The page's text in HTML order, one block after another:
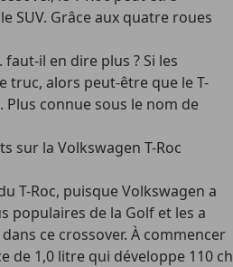
SUV. Grâce aux quatre roues
faut-il en dire plus ? Si les
truc, alors peut-être que leT-
Plus connue sous le nom de
sur la Volkswagen T-Roc
T-Roc, puisque Volkswagen a
populaires de la Golf et les a
ce crossover. À commencer
de 1,0 litre qui développe 110 ch